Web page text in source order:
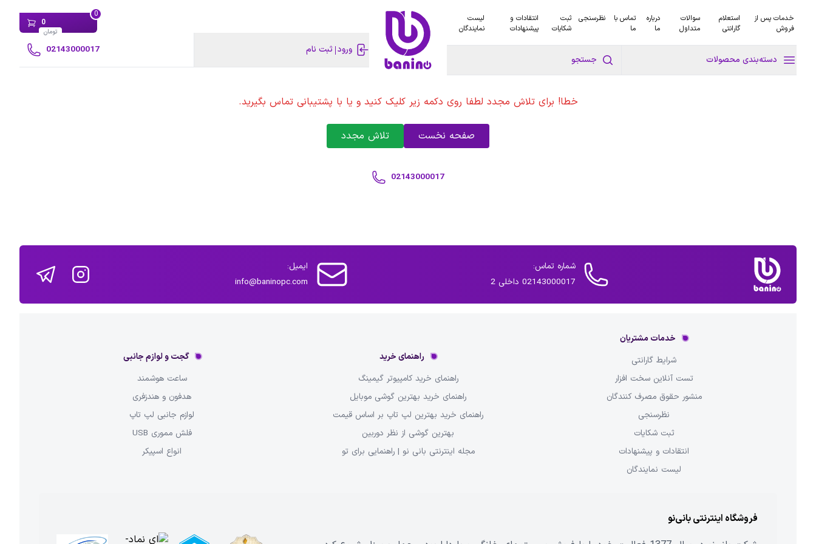
خدمات پس از
فروش
استعلام
گارانتی
سوالات
متداول
درباره
ما
تماس با
ما
نظرسنجی
ثبت
شکایات
انتقادات و
پیشنهادات
لیست
نمایندگان
دسته‌بندی محصولات جستجو
0
0
تومان
ورود ثبت نام 02143000017
خطا! برای تلاش مجدد لطفا روی دکمه زیر کلیک کنید و یا با پشتیبانی تماس بگیرید.
صفحه نخست تلاش مجدد
02143000017
شماره تماس:
02143000017 داخلی 2
ایمیل:
info@baninopc.com
خدمات مشتریان
شرایط گارانتی
تست آنلاین سخت افزار
منشور حقوق مصرف کنندگان
نظرسنجی
ثبت شکایات
انتقادات و پیشنهادات
لیست نمایندگان
راهنمای خرید
راهنمای خرید کامپیوتر گیمینگ
راهنمای خرید بهترین گوشی موبایل
راهنمای خرید بهترین لپ تاپ بر اساس قیمت
بهترین گوشی از نظر دوربین
مجله اینترنتی بانی نو | راهنمایی برای تو
گجت و لوازم جانبی
ساعت هوشمند
هدفون و هندزفری
لوازم جانبی لپ تاپ
فلش مموری USB
انواع اسپیکر
فروشگاه اینترنتی بانی‌نو